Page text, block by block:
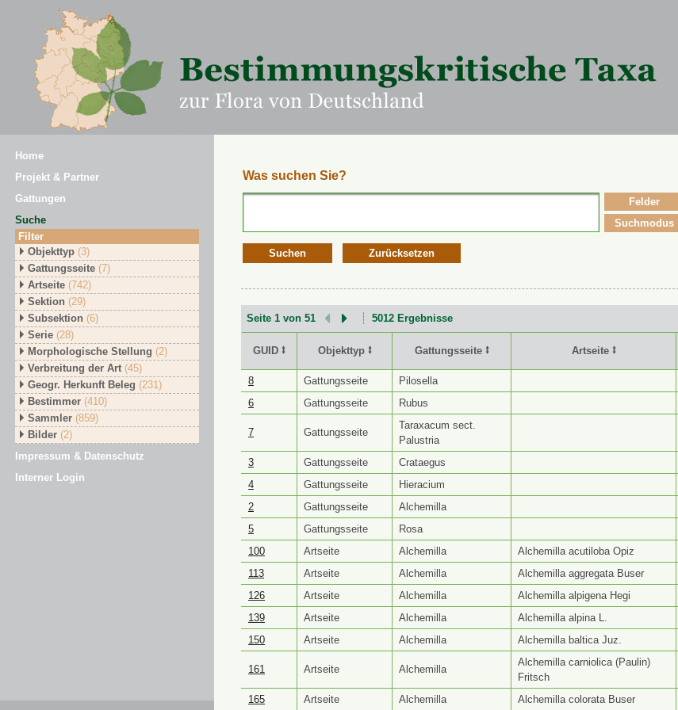
Home
Projekt & Partner
Gattungen
Suche
Filter
Objekttyp (3)
Gattungsseite (7)
Artseite (742)
Sektion (29)
Subsektion (6)
Serie (28)
Morphologische Stellung (2)
Verbreitung der Art (45)
Geogr. Herkunft Beleg (231)
Bestimmer (410)
Sammler (859)
Bilder (2)
Impressum & Datenschutz
Interner Login
Was suchen Sie?
Suchen Zurücksetzen
Felder
Suchmodus
Seite 1 von 51 5012 Ergebnisse
GUID ⭥ Objekttyp ⭥ Gattungsseite ⭥ Artseite ⭥
GUID ⭥ Objekttyp ⭥ Gattungsseite ⭥
8 Gattungsseite
Pilosella
6
Gattungsseite Rubus
7 Gattungsseite
Taraxacum sect.
Palustria
3
Gattungsseite
Crataegus
4
Gattungsseite
Hieracium
2
Gattungsseite
Alchemilla
5
Gattungsseite
Rosa
100
Artseite Alchemilla Alchemilla acutiloba Opiz
113
Artseite Alchemilla Alchemilla aggregata Buser
126
Artseite Alchemilla Alchemilla alpigena Hegi
139
Artseite Alchemilla Alchemilla alpina L.
150
Artseite Alchemilla Alchemilla baltica Juz.
161 Artseite Alchemilla
Alchemilla carniolica (Paulin)
Fritsch
165 Artseite Alchemilla Alchemilla colorata Buser